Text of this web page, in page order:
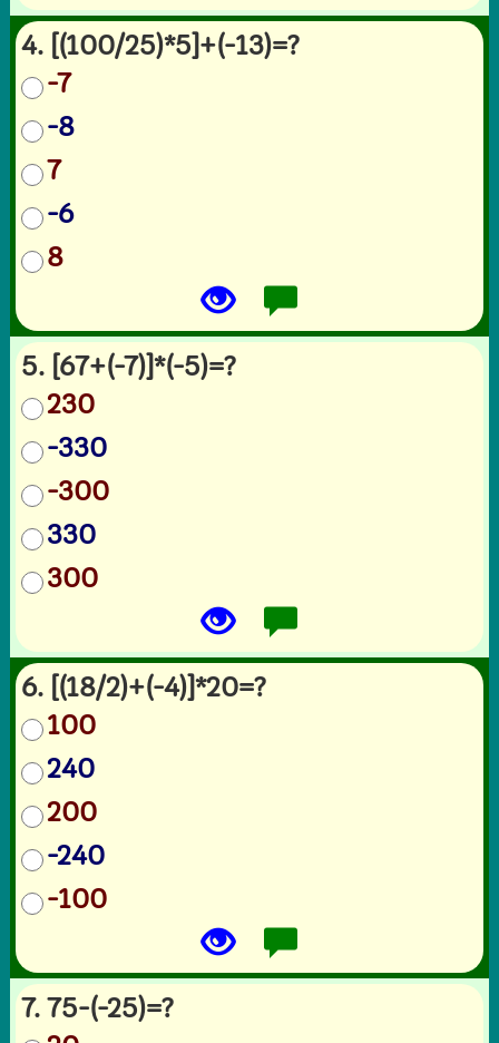
4. [(100/25)*5]+(-13)=?
-7
-8
7
-6
8
5. [67+(-7)]*(-5)=?
230
-330
-300
330
300
6. [(18/2)+(-4)]*20=?
100
240
200
-240
-100
7. 75-(-25)=?